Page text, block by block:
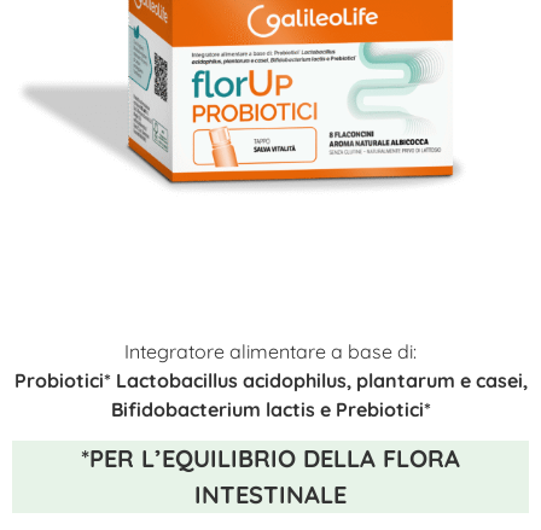
Integratore alimentare a base di:
Probiotici* Lactobacillus acidophilus, plantarum e casei,
Bifidobacterium lactis e Prebiotici*
*PER L’EQUILIBRIO DELLA FLORA
INTESTINALE